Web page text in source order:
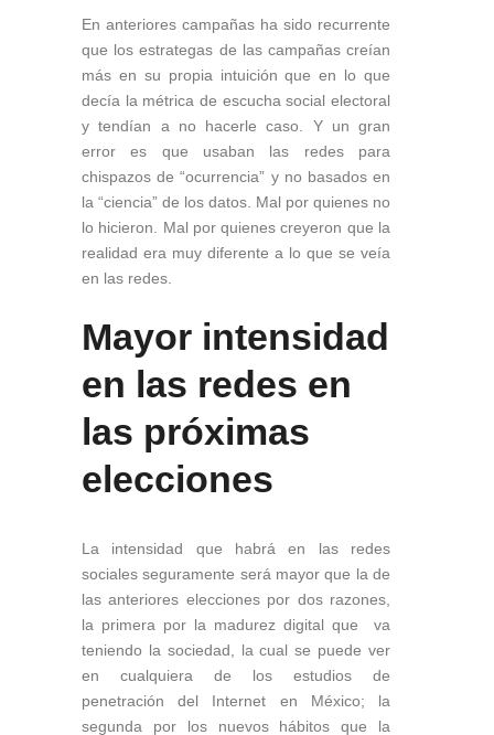
En anteriores campañas ha sido recurrente
que los estrategas de las campañas creían
más en su propia intuición que en lo que
decía la métrica de escucha social electoral
y tendían a no hacerle caso. Y un gran
error es que usaban las redes para
chispazos de “ocurrencia” y no basados en
la “ciencia” de los datos. Mal por quienes no
lo hicieron. Mal por quienes creyeron que la
realidad era muy diferente a lo que se veía
en las redes.
Mayor intensidad
en las redes en
las próximas
elecciones
La intensidad que habrá en las redes
sociales seguramente será mayor que la de
las anteriores elecciones por dos razones,
la primera por la madurez digital que va
teniendo la sociedad, la cual se puede ver
en cualquiera de los estudios de
penetración del Internet en México; la
segunda por los nuevos hábitos que la